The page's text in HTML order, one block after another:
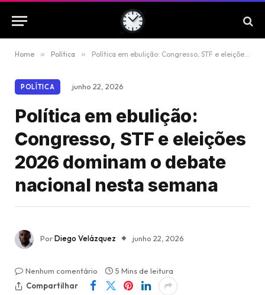
Home » Política » Política em ebulição: Congresso, STF e eleições 2026 dominam o debate nacional nesta semana
POLÍTICA junho 22, 2026
Política em ebulição:
Congresso, STF e eleições
2026 dominam o debate
nacional nesta semana
PorDiego Velázquez junho 22, 2026
Nenhum comentário
5 Mins de leitura
Compartilhar